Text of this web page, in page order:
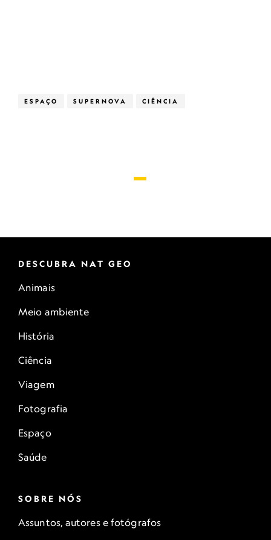
ESPAÇO SUPERNOVA CIÊNCIA
DESCUBRA NAT GEO
Animais
Meio ambiente
História
Ciência
Viagem
Fotografia
Espaço
Saúde
SOBRE NÓS
Assuntos, autores e fotógrafos